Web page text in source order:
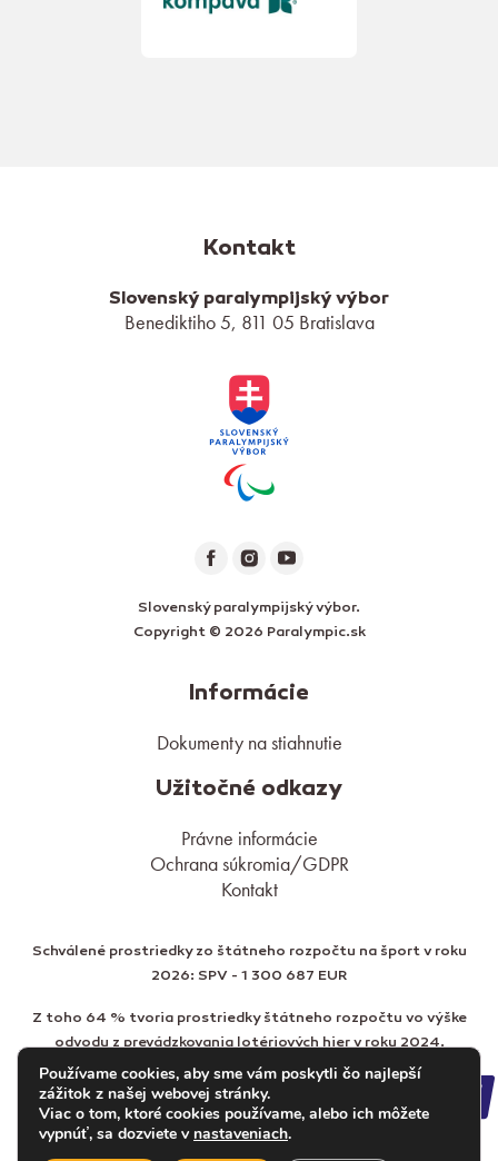
Kontakt
Slovenský paralympijský výbor
Benediktiho 5, 811 05 Bratislava
Slovenský paralympijský výbor.
Copyright © 2026 Paralympic.sk
Informácie
Dokumenty na stiahnutie
Užitočné odkazy
Právne informácie
Ochrana súkromia/GDPR
Kontakt
Schválené prostriedky zo štátneho rozpočtu na šport v roku
2026: SPV - 1 300 687 EUR
Z toho 64 % tvoria prostriedky štátneho rozpočtu vo výške
odvodu z prevádzkovania lotériových hier v roku 2024.
Používame cookies, aby sme vám poskytli čo najlepší
zážitok z našej webovej stránky.
Viac o tom, ktoré cookies používame, alebo ich môžete
vypnúť, sa dozviete v nastaveniach.